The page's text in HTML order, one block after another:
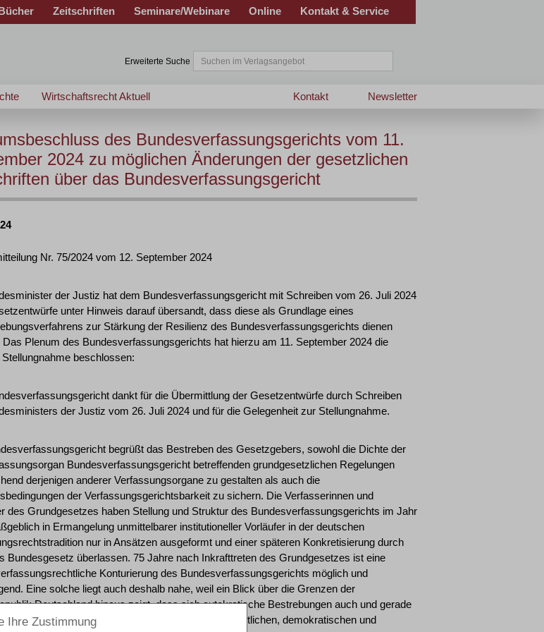
Zeitschriften Seminare/Webinare Online Kontakt & Service
Erweiterte Suche
Wirtschaftsrecht Aktuell Newsletter
Kontakt
des Bundesverfassungsgerichts vom 11.
2024 zu möglichen Änderungen der gesetzlichen
über das Bundesverfassungsgericht
Nr. 75/2024 vom 12. September 2024
der Justiz hat dem Bundesverfassungsgericht mit Schreiben vom 26. Juli 2024
unter Hinweis darauf übersandt, dass diese als Grundlage eines
zur Stärkung der Resilienz des Bundesverfassungsgerichts dienen
Das Plenum des Bundesverfassungsgerichts hat hierzu am 11. September 2024 die
beschlossen:
dankt für die Übermittlung der Gesetzentwürfe durch Schreiben
der Justiz vom 26. Juli 2024 und für die Gelegenheit zur Stellungnahme.
begrüßt das Bestreben des Gesetzgebers, sowohl die Dichte der
Bundesverfassungsgericht betreffenden grundgesetzlichen Regelungen
derjenigen anderer Verfassungsorgane zu gestalten als auch die
der Verfassungsgerichtsbarkeit zu sichern. Die Verfasserinnen und
des Grundgesetzes haben Stellung und Struktur des Bundesverfassungsgerichts im Jahr
in Ermangelung unmittelbarer institutioneller Vorläufer in der deutschen
nur in Ansätzen ausgeformt und einer späteren Konkretisierung durch
Bundesgesetz überlassen. 75 Jahre nach Inkrafttreten des Grundgesetzes ist eine
Konturierung des Bundesverfassungsgerichts möglich und
Eine solche liegt auch deshalb nahe, weil ein Blick über die Grenzen der
Deutschland hinaus zeigt, dass sich autokratische Bestrebungen auch und gerade
Verfassungsgerichtsbarkeit als Garantin einer freiheitlichen, demokratischen und